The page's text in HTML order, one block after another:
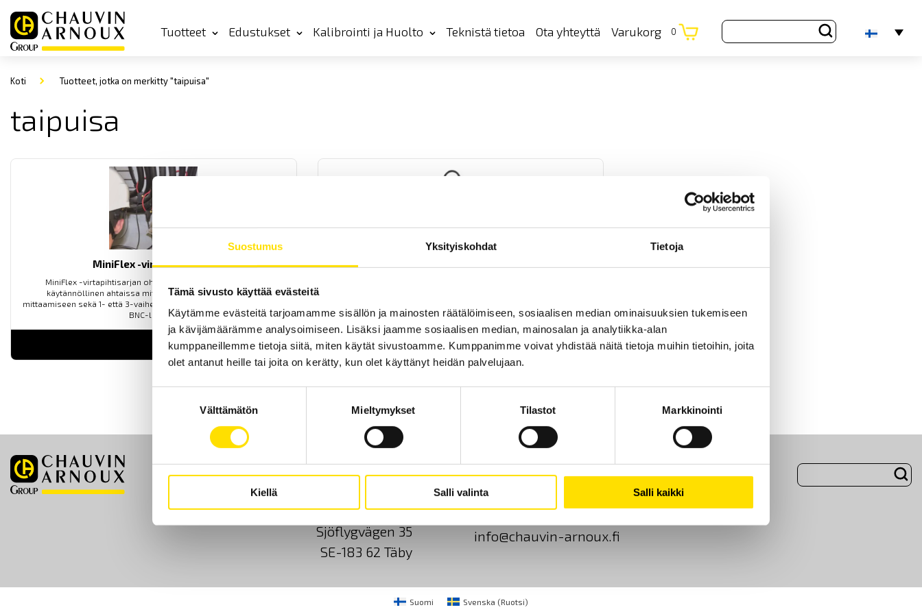
Suostumus Yksityiskohdat Tietoja
Tämä sivusto käyttää evästeitä
Käytämme evästeitä tarjoamamme sisällön ja mainosten räätälöimiseen, sosiaalisen median ominaisuuksien tukemiseen
ja kävijämäärämme analysoimiseen. Lisäksi jaamme sosiaalisen median, mainosalan ja analytiikka-alan
kumppaneillemme tietoja siitä, miten käytät sivustoamme. Kumppanimme voivat yhdistää näitä tietoja muihin tietoihin, joita
olet antanut heille tai joita on kerätty, kun olet käyttänyt heidän palvelujaan.
Välttämätön Mieltymykset Tilastot Markkinointi
Kiellä Salli valinta Salli kaikki
Tuotteet Edustukset Kalibrointi ja Huolto Teknistä tietoa Ota yhteyttä Varukorg 0
Koti Tuotteet, jotka on merkitty "taipuisa"
taipuisa
MiniFlex -virtapihtisarja
MiniFlex -virtapihtisarjan ohut (5 mm) Rogowskikela on
käytännöllinen ahtaissa mittauskohteissa, vaihtovirran
mittaamiseen sekä 1- että 3-vaihesovelluksissa. 4 mm banaani- tai
BNC-liitäntä.
LUE LISÄÄ LUE LISÄÄ
Etusivu Ota yhteyttä Tietoa meistä GDPR Evästeet
CA Mätsystem AB
Sjöflygvägen 35
SE-183 62 Täby
+46 8 50 52 68 00
info@chauvin-arnoux.fi
Suomi Svenska (Ruotsi)